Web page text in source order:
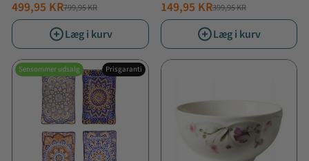
NORMALPRIS799,95 KR
TILBUDSPRIS
499,95 KR
Læg i kurv
NORMALPRIS399,95 KR
TILBUDSPRIS
149,95 KR
Læg i kurv
Sensommer udsalg Prisgaranti